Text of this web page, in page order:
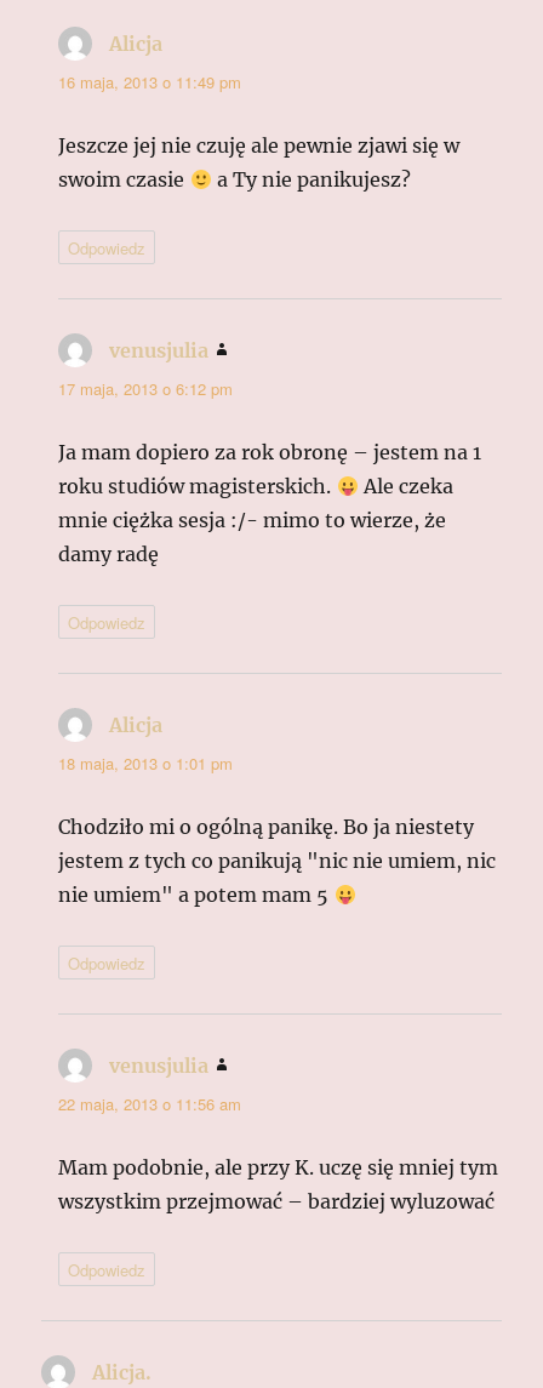
Alicja
16 maja, 2013 o 11:49 pm
Jeszcze jej nie czuję ale pewnie zjawi się w
swoim czasie
a Ty nie panikujesz?
Odpowiedz
venusjulia
17 maja, 2013 o 6:12 pm
Ja mam dopiero za rok obronę – jestem na 1
roku studiów magisterskich.
Ale czeka
mnie ciężka sesja :/- mimo to wierze, że
damy radę
Odpowiedz
Alicja
18 maja, 2013 o 1:01 pm
Chodziło mi o ogólną panikę. Bo ja niestety
jestem z tych co panikują "nic nie umiem, nic
nie umiem" a potem mam 5
Odpowiedz
venusjulia
22 maja, 2013 o 11:56 am
Mam podobnie, ale przy K. uczę się mniej tym
wszystkim przejmować – bardziej wyluzować
Odpowiedz
Alicja.